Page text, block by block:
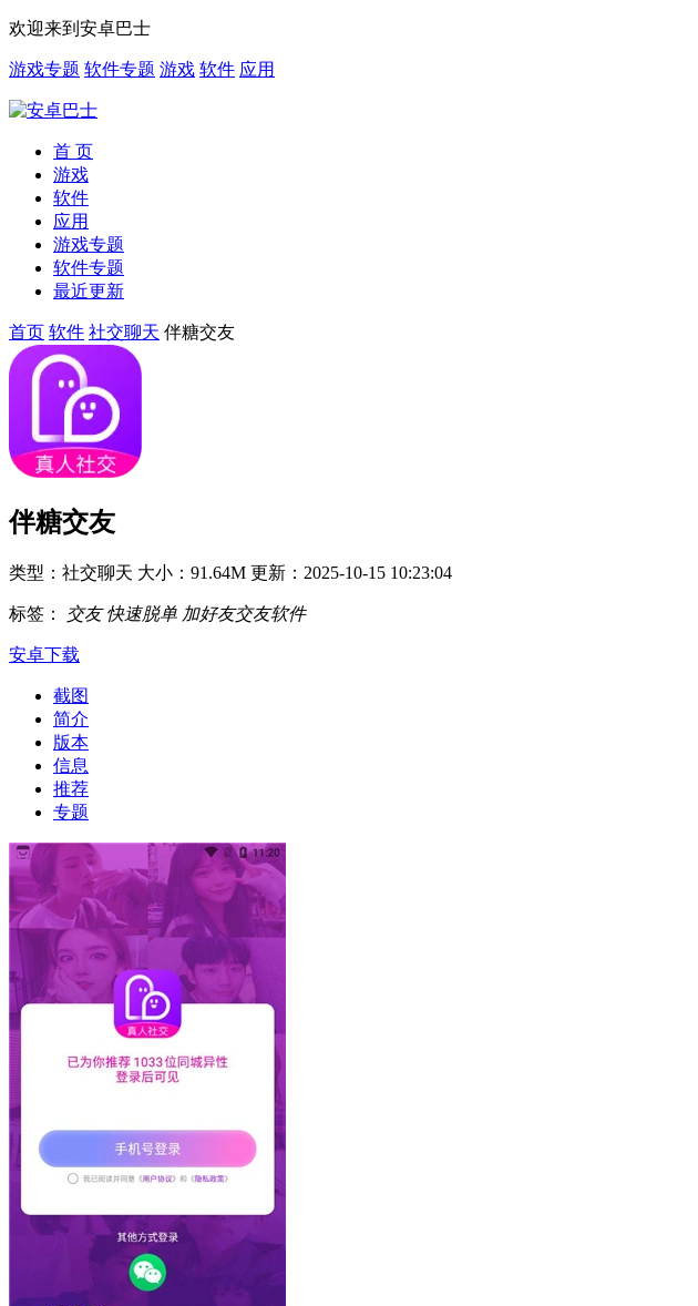
欢迎来到安卓巴士
游戏专题 软件专题 游戏 软件 应用
首 页
游戏
软件
应用
游戏专题
软件专题
最近更新
首页 软件 社交聊天 伴糖交友
伴糖交友
类型：社交聊天 大小：91.64M 更新：2025-10-15 10:23:04
标签： 交友 快速脱单 加好友交友软件
安卓下载
截图
简介
版本
信息
推荐
专题